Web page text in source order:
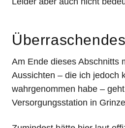
Am Ende dieses Abschnitts
Aussichten – die ich jedoch
wahrgenommen habe –
Versorgungsstation in